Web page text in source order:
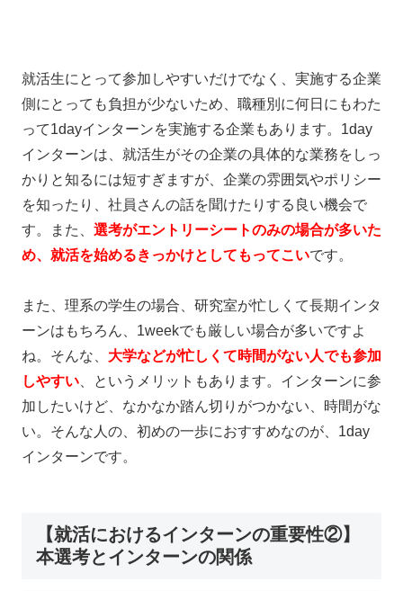
就活生にとって参加しやすいだけでなく、実施する企業
側にとっても負担が少ないため、職種別に何日にもわた
って1dayインターンを実施する企業もあります。1day
インターンは、就活生がその企業の具体的な業務をしっ
かりと知るには短すぎますが、企業の雰囲気やポリシー
を知ったり、社員さんの話を聞けたりする良い機会で
す。また、 選考がエントリーシートのみの場合が多いた
め、就活を始めるきっかけとしてもってこいです。
また、理系の学生の場合、研究室が忙しくて長期インタ
ーンはもちろん、1weekでも厳しい場合が多いですよ
ね。そんな、 大学などが忙しくて時間がない人でも参加
しやすい、というメリットもあります。インターンに参
加したいけど、なかなか踏ん切りがつかない、時間がな
い。そんな人の、初めの一歩におすすめなのが、1day
インターンです。
【就活におけるインターンの重要性②】
本選考とインターンの関係